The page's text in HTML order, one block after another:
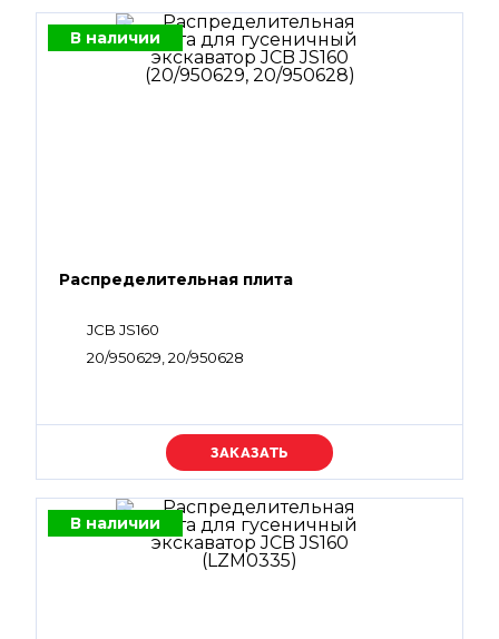
В наличии
Распределительная плита
JCB JS160
20/950629, 20/950628
Уточняйте цену
В наличии